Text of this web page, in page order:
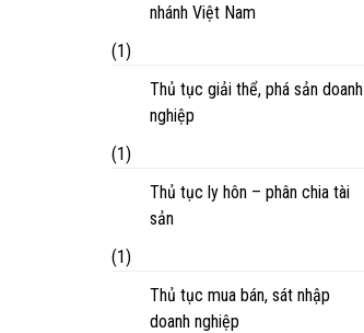
nhánh Việt Nam
(1)
Thủ tục giải thể, phá sản doanh
nghiệp
(1)
Thủ tục ly hôn – phân chia tài
sản
(1)
Thủ tục mua bán, sát nhập
doanh nghiệp